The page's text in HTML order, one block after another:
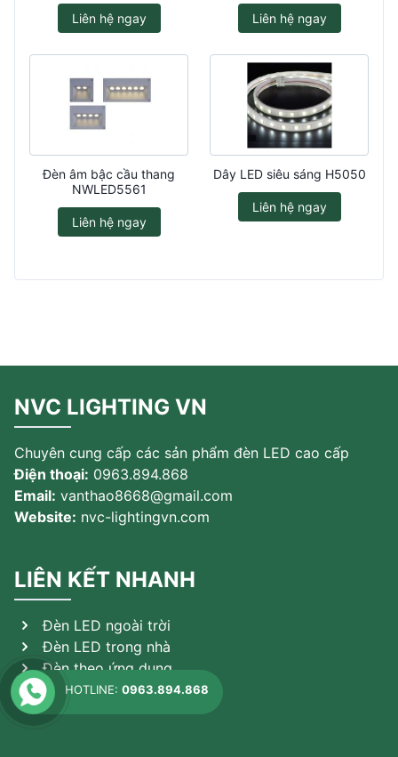
Liên hệ ngay Liên hệ ngay
Đèn âm bậc cầu thang
NWLED5561
Liên hệ ngay
Dây LED siêu sáng H5050
Liên hệ ngay
NVC LIGHTING VN
Chuyên cung cấp các sản phẩm đèn LED cao cấp
Điện thoại: 0963.894.868
Email: vanthao8668@gmail.com
Website: nvc-lightingvn.com
LIÊN KẾT NHANH
Đèn LED ngoài trời
Đèn LED trong nhà
Đèn theo ứng dụng
Sản phẩm khác
HOTLINE:0963.894.868